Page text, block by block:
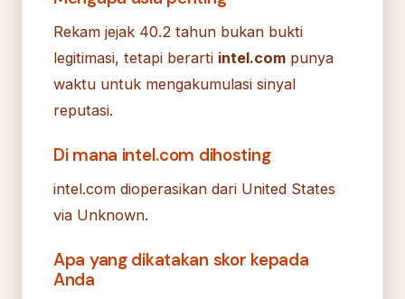
Rekam jejak 40.2 tahun bukan bukti
legitimasi, tetapi berarti intel.com punya
waktu untuk mengakumulasi sinyal
reputasi.
Di mana intel.com dihosting
intel.com dioperasikan dari United States
via Unknown.
Apa yang dikatakan skor kepada
Anda